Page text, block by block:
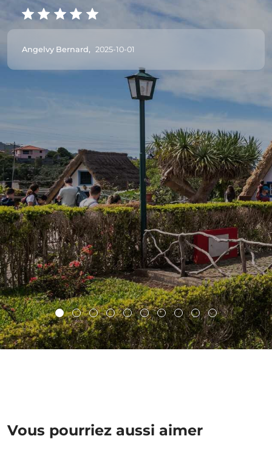
Angelvy Bernard, 2025-10-01
Vous pourriez aussi aimer